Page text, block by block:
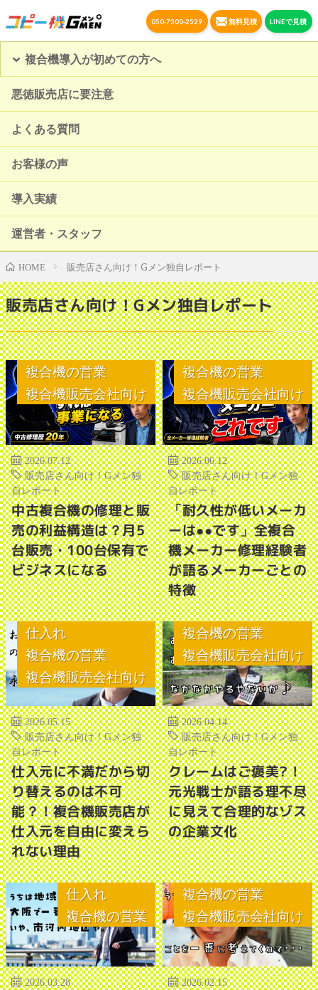
050-7300-2529 無料見積 LINEで見積
複合機導入が初めての方へ
悪徳販売店に要注意
よくある質問
お客様の声
導入実績
運営者・スタッフ
HOME 販売店さん向け！Gメン独自レポート
販売店さん向け！Gメン独自レポート
複合機の営業
複合機販売会社向け
2026.07.12
販売店さん向け！Gメン独
自レポート
中古複合機の修理と販
売の利益構造は？月5
台販売・100台保有で
ビジネスになる
複合機の営業
複合機販売会社向け
2026.06.12
販売店さん向け！Gメン独
自レポート
「耐久性が低いメーカ
ーは●●です」全複合
機メーカー修理経験者
が語るメーカーごとの
特徴
仕入れ
複合機の営業
複合機販売会社向け
2026.05.15
販売店さん向け！Gメン独
自レポート
仕入元に不満だから切
り替えるのは不可
能？！複合機販売店が
仕入元を自由に変えら
れない理由
複合機の営業
複合機販売会社向け
2026.04.14
販売店さん向け！Gメン独
自レポート
クレームはご褒美?！
元光戦士が語る理不尽
に見えて合理的なゾス
の企業文化
仕入れ
複合機の営業
2026.03.28
複合機の営業
複合機販売会社向け
2026.02.15